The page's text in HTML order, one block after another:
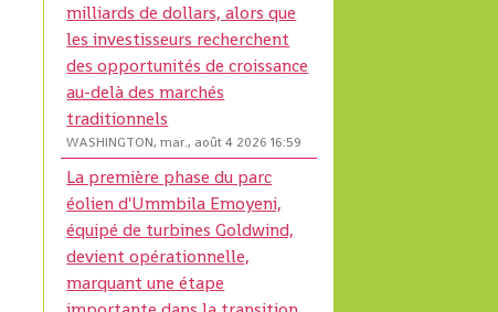
milliards de dollars, alors que
les investisseurs recherchent
des opportunités de croissance
au-delà des marchés
traditionnels
WASHINGTON, mar., août 4 2026 16:59
La première phase du parc
éolien d'Ummbila Emoyeni,
équipé de turbines Goldwind,
devient opérationnelle,
marquant une étape